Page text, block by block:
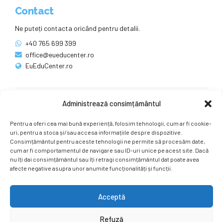
Administrează consimțământul
Pentru a oferi cea mai bună experiență, folosim tehnologii, cum ar fi cookie-
uri, pentru a stoca și/sau accesa informațiile despre dispozitive.
Consimțământul pentru aceste tehnologii ne permite să procesăm date,
cum ar fi comportamentul de navigare sau ID-uri unice pe acest site. Dacă
nu îți dai consimțământul sau îți retragi consimțământul dat poate avea
afecte negative asupra unor anumite funcționalități și funcții.
Acceptă
Refuză
Contact
Ne puteți contacta oricând pentru detalii.
+40 765 699 399
office@eueducenter.ro
EuEduCenter.ro
Ne puteți găsi și pe rețelele sociale.